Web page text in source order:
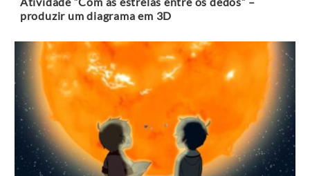
produzir um diagrama em 3D